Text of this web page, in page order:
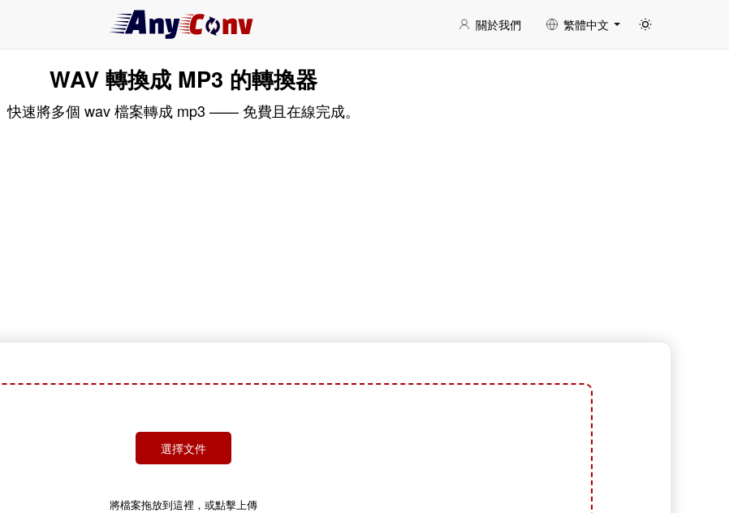
關於我們 繁體中文
WAV 轉換成 MP3 的轉換器
快速將多個 wav 檔案轉成 mp3 —— 免費且在線完成。
選擇文件
將檔案拖放到這裡，或點擊上傳